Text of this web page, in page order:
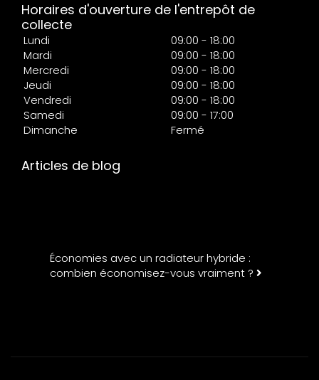
Horaires d'ouverture de l'entrepôt de
collecte
Lundi
09:00 - 18:00
Mardi
09:00 - 18:00
Mercredi
09:00 - 18:00
Jeudi
09:00 - 18:00
Vendredi
09:00 - 18:00
Samedi
09:00 - 17:00
Dimanche
Fermé
Articles de blog
Économies avec un radiateur hybride :
combien économisez-vous vraiment ?